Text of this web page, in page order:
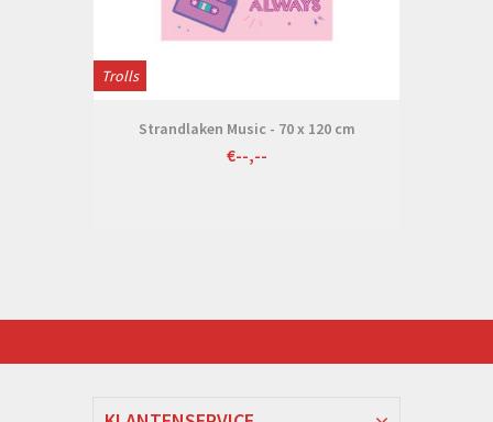
Trolls
Strandlaken Music - 70 x 120 cm
€--,--